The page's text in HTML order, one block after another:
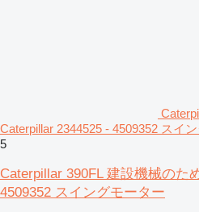
Caterpillar 2344525 - 4509352 スイ
5
Caterpillar 390FL 建設機械のた
4509352 スイングモーター